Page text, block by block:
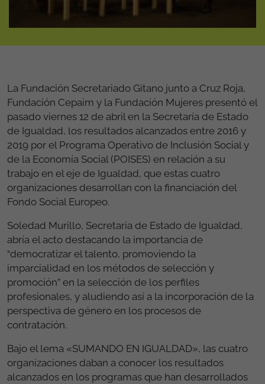
La Fundación Secretariado Gitano junto a Cruz Roja,
Fundación Cepaim y la Fundación Mujeres presentó el
pasado viernes 12 de abril en la Secretaría de Estado
de Igualdad, los resultados alcanzados entre 2016 y
2019 por el Programa Operativo de Inclusión Social y
de la Economía Social (POISES) en relación a su
trabajo en el eje de Igualdad, que estas cuatro
organizaciones desarrollan con la financiación del
Fondo Social Europeo.
Soledad Murillo, Secretaria de Estado de Igualdad,
abría el acto destacando la importancia de
“democratizar el talento, promoviendo la
imparcialidad en los métodos de selección y
promoción” en la selección de los perfiles
profesionales, y aludiendo así a la incorporación de la
perspectiva de género en los procesos de
contratación.
Bajo el lema «SUMANDO EN IGUALDAD», las cuatro
organizaciones daban a conocer los resultados
alcanzados en los programas que han desarrollados